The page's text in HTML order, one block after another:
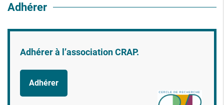
Adhérer
Adhérer à l’association CRAP.
Adhérer